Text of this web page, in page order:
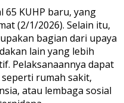
65 KUHP baru, yang
(2/1/2026). Selain itu,
bagian dari upaya
lain yang lebih
Pelaksanaannya dapat
rumah sakit,
atau lembaga sosial